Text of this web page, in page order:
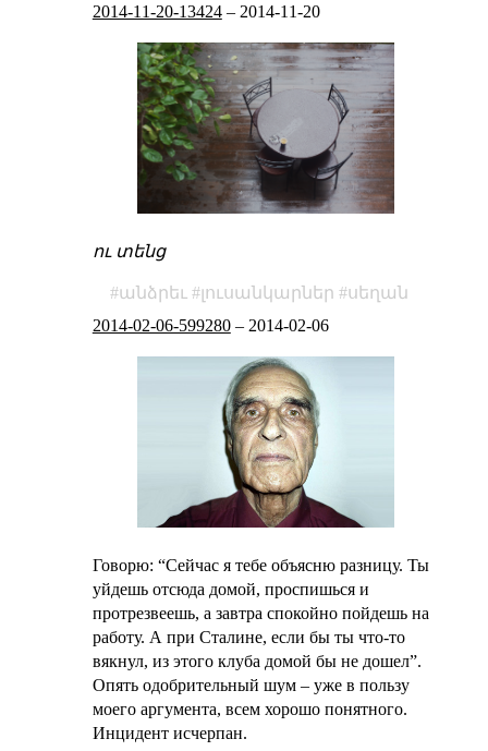
2014-11-20-13424– 2014-11-20
ու տենց
անձրեւ լուսանկարներ
սեղան
2014-02-06-599280– 2014-02-06
Говорю: “Сейчас я тебе объясню разницу. Ты
уйдешь отсюда домой, проспишься и
протрезвеешь, а завтра спокойно пойдешь на
работу. А при Сталине, если бы ты что-то
вякнул, из этого клуба домой бы не дошел”.
Опять одобрительный шум – уже в пользу
моего аргумента, всем хорошо понятного.
Инцидент исчерпан.